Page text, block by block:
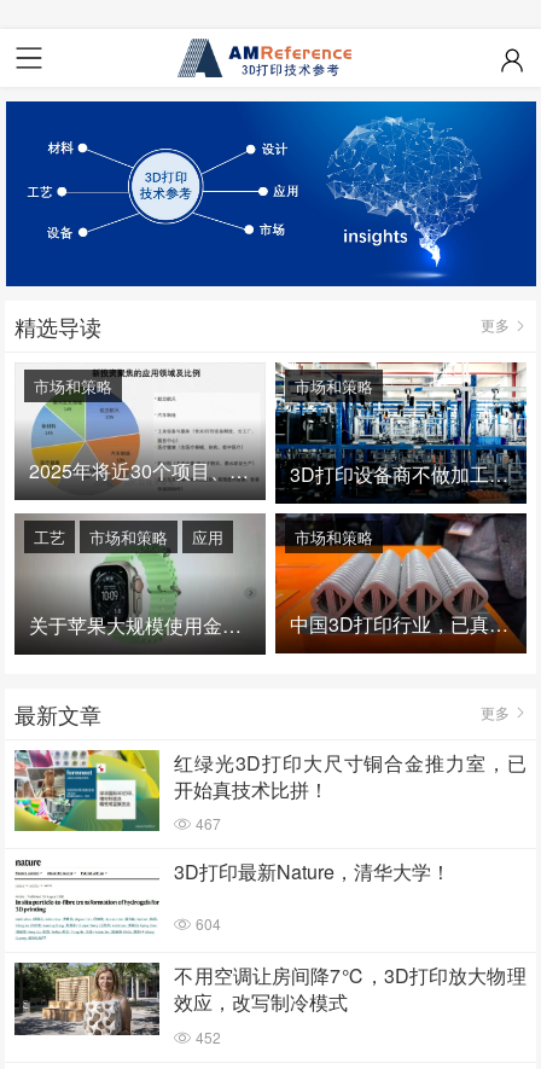
精选导读 更多
2025年将近30个项目、150亿投资：3D打印真的迎来爆发拐点了吗
市场和策略
3D打印设备商不做加工服务，就成了旁观者！
市场和策略
关于苹果大规模使用金属3D打印的思考
工艺 市场和策略 应用
中国3D打印行业，已真正进入爆发时代！
市场和策略
最新文章 更多
红绿光3D打印大尺寸铜合金推力室，已
开始真技术比拼！
467
3D打印最新Nature，清华大学！
604
不用空调让房间降7℃，3D打印放大物理
效应，改写制冷模式
452